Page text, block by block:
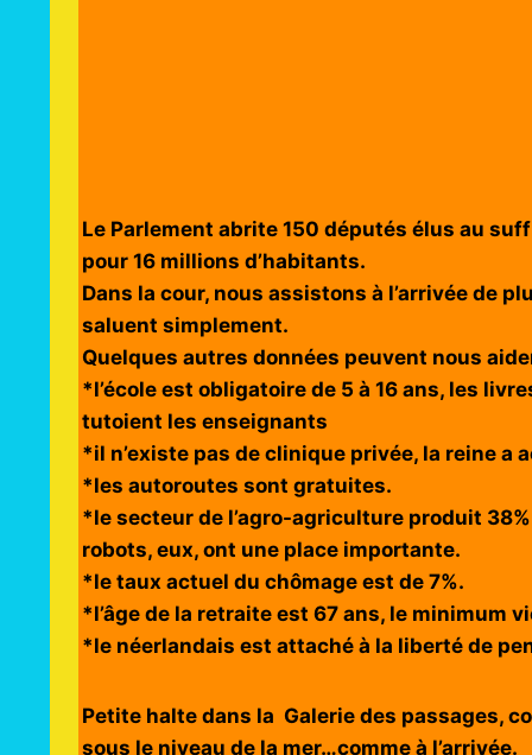
Le Parlement abrite 150 députés élus au
pour 16 millions d’habitants.
Dans la cour, nous assistons à l’arrivée de
saluent simplement.
Quelques autres données peuvent nous
*l’école est obligatoire de 5 à 16 ans, les
tutoient les enseignants
*il n’existe pas de clinique privée, la reine
*les autoroutes sont gratuites.
*le secteur de l’agro-agriculture produit
robots, eux, ont une place importante.
*le taux actuel du chômage est de 7%.
*l’âge de la retraite est 67 ans, le minimum
*le néerlandais est attaché à la liberté de
Petite halte dans la Galerie des passages,
sous le niveau de la mer…comme à l’arrivée.